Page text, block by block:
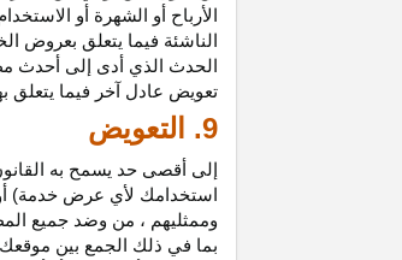
الأرباح أو الشهرة أو
الناشئة فيما يتعلق بعروض
الحدث الذي أدى إلى أحدث
تعويض عادل آخر فيما يتعلق
9. التعويض
إلى أقصى حد يسمح به
استخدامك لأي عرض خدمة) أو
وممثليهم ، من وضد جميع
بما في ذلك الجمع بين موقعك